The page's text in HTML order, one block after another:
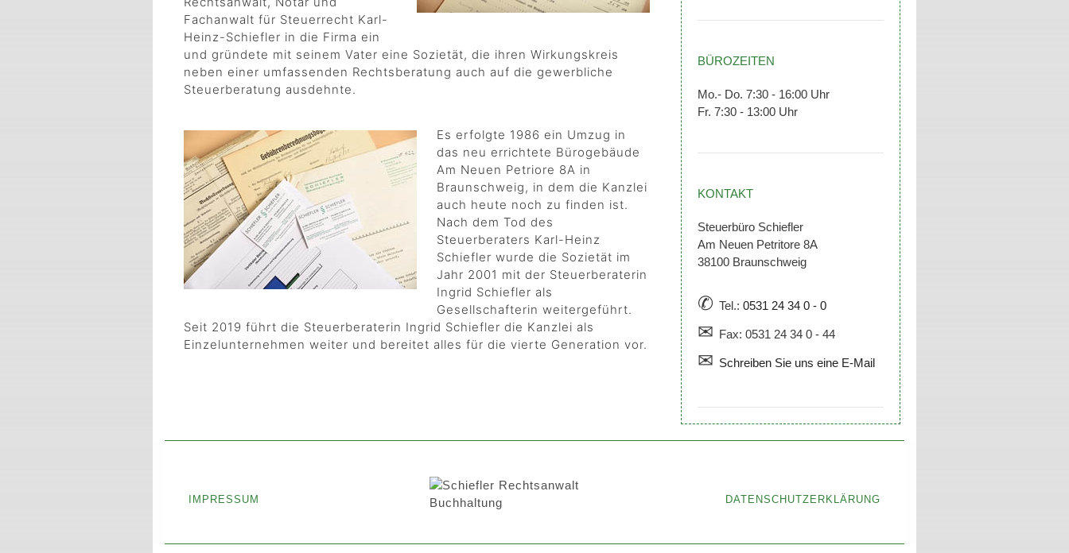
Fachanwalt für Steuerrecht Karl-
Heinz-Schiefler in die Firma ein
und gründete mit seinem Vater eine Sozietät, die ihren Wirkungskreis
neben einer umfassenden Rechtsberatung auch auf die gewerbliche
Steuerberatung ausdehnte.
Es erfolgte 1986 ein Umzug in
das neu errichtete Bürogebäude
Am Neuen Petriore 8A in
Braunschweig, in dem die Kanzlei
auch heute noch zu finden ist.
Nach dem Tod des
Steuerberaters Karl-Heinz
Schiefler wurde die Sozietät im
Jahr 2001 mit der Steuerberaterin
Ingrid Schiefler als
Gesellschafterin weitergeführt.
Seit 2019 führt die Steuerberaterin Ingrid Schiefler die Kanzlei als
Einzelunternehmen weiter und bereitet alles für die vierte Generation vor.
BÜROZEITEN
Mo.- Do. 7:30 - 16:00 Uhr
Fr. 7:30 - 13:00 Uhr
KONTAKT
Steuerbüro Schiefler
Am Neuen Petritore 8A
38100 Braunschweig
✆ Tel.: 0531 24 34 0 - 0
✉ Fax: 0531 24 34 0 - 44
✉ Schreiben Sie uns eine E-Mail
IMPRESSUM DATENSCHUTZERKLÄRUNG